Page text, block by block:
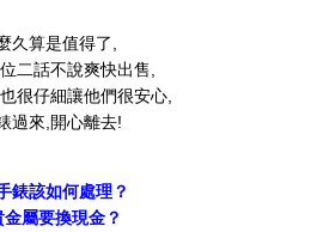
久算是值得了,
二話不說爽快出售,
很仔細讓他們很安心,
過來,開心離去!
錶該如何處理？
屬要換現金？